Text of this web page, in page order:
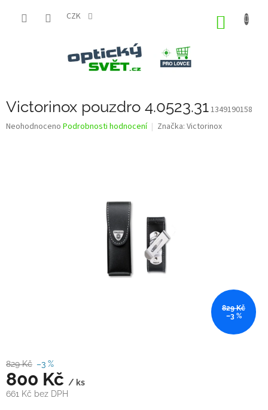
CZK
Victorinox pouzdro 4.0523.311349190158
Průměrné
Neohodnoceno Podrobnosti hodnocení Značka: Victorinox
829 Kč
–3 %
829 Kč –3 %
800 Kč / ks
661 Kč bez DPH